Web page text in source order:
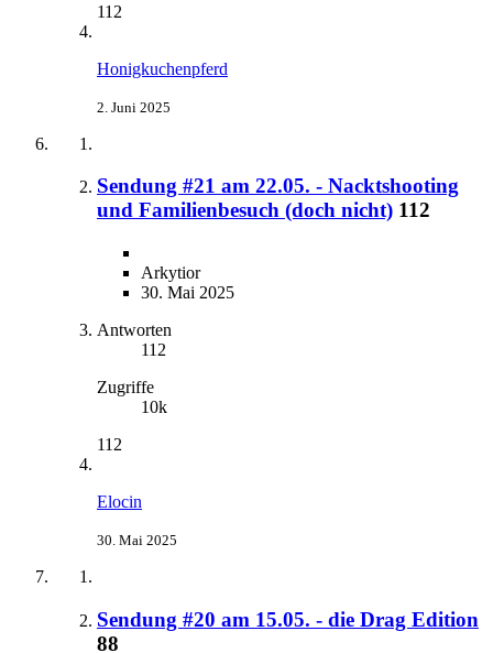
112
Honigkuchenpferd
2. Juni 2025
Sendung #21 am 22.05. - Nacktshooting
und Familienbesuch (doch nicht) 112
Arkytior
30. Mai 2025
Antworten
112
Zugriffe
10k
112
Elocin
30. Mai 2025
Sendung #20 am 15.05. - die Drag Edition
88